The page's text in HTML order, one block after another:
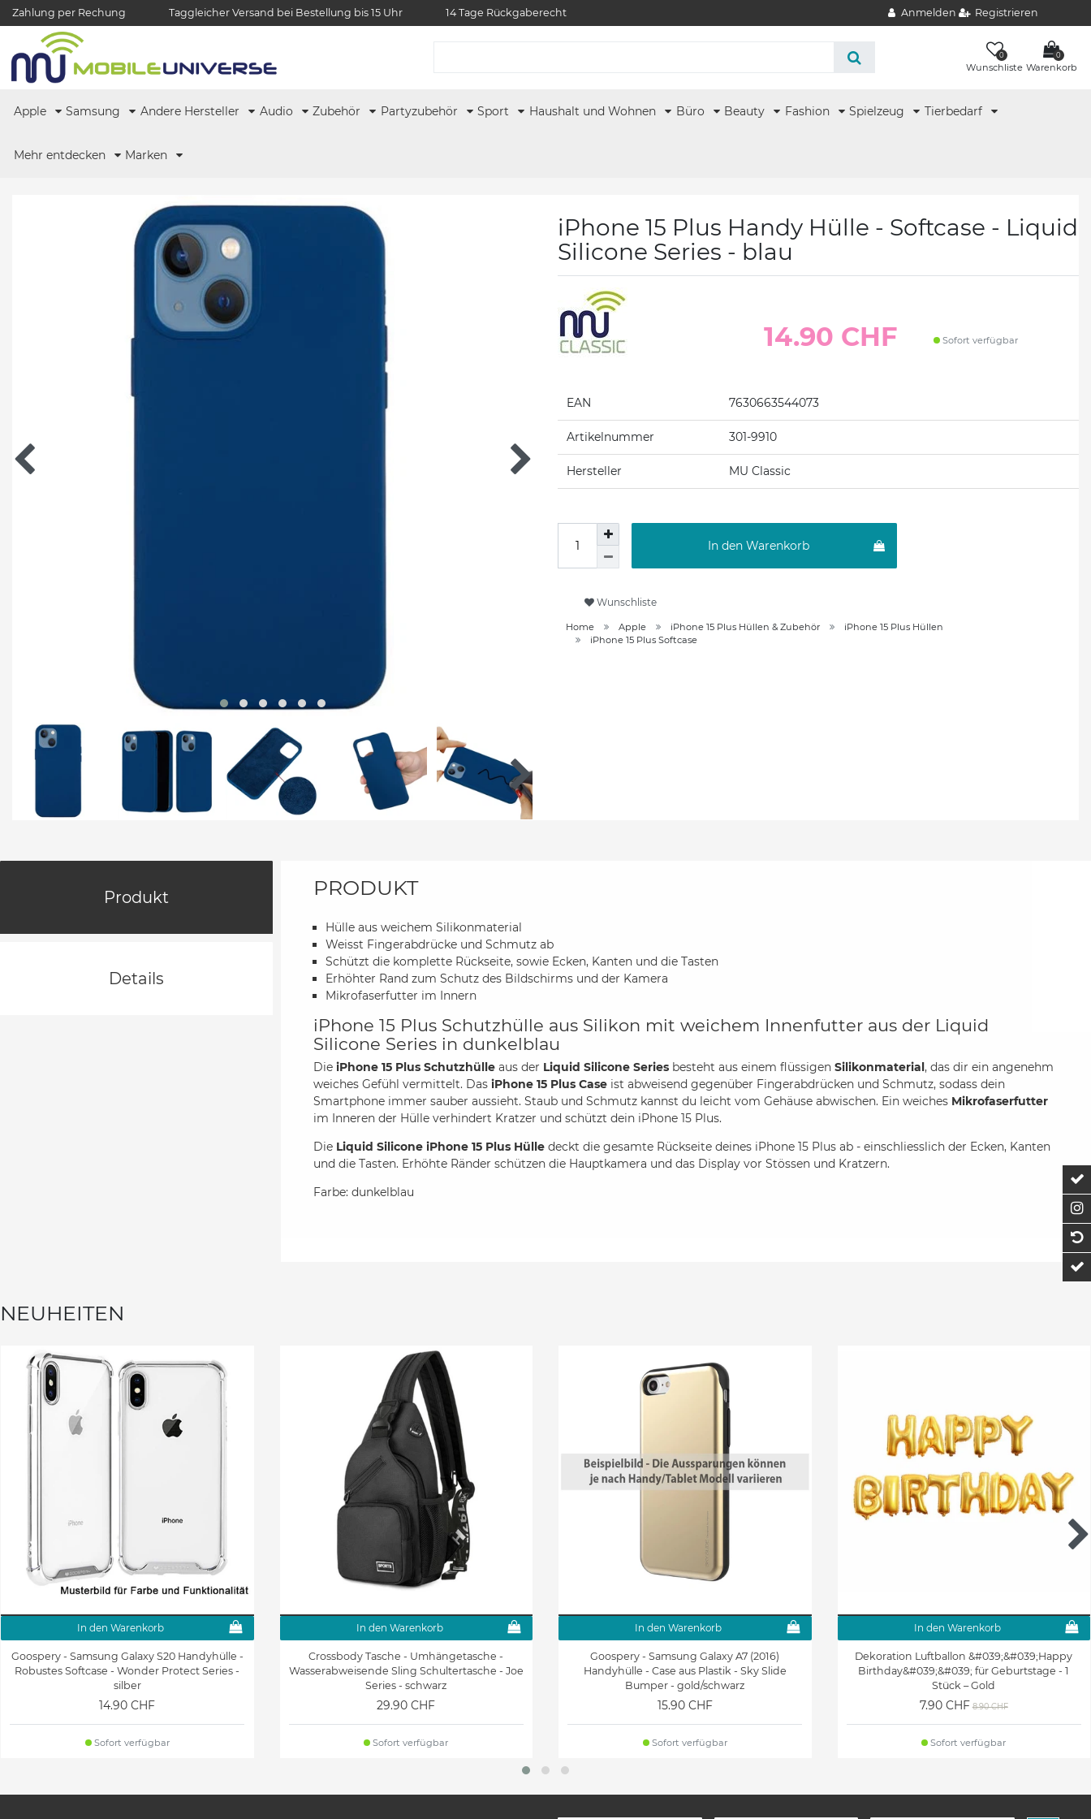
Zahlung per Rechung Taggleicher Versand bei Bestellung bis 15 Uhr 14 Tage Rückgaberecht Anmelden Registrieren
0
Wunschliste
0
Warenkorb
Apple Samsung Andere Hersteller Audio Zubehör Partyzubehör Sport Haushalt und Wohnen Büro Beauty Fashion Spielzeug Tierbedarf
Mehr entdecken Marken
iPhone 15 Plus Handy Hülle - Softcase - Liquid
Silicone Series - blau
14.90 CHF Sofort verfügbar
EAN 7630663544073
Artikelnummer 301-9910
Hersteller MU Classic
In den Warenkorb
Wunschliste
Home Apple iPhone 15 Plus Hüllen & Zubehör
iPhone 15 Plus Hüllen
iPhone 15 Plus Softcase
Produkt
Details
PRODUKT
Hülle aus weichem Silikonmaterial
Weisst Fingerabdrücke und Schmutz ab
Schützt die komplette Rückseite, sowie Ecken, Kanten und die Tasten
Erhöhter Rand zum Schutz des Bildschirms und der Kamera
Mikrofaserfutter im Innern
iPhone 15 Plus Schutzhülle aus Silikon mit weichem Innenfutter aus der Liquid
Silicone Series in dunkelblau
Die iPhone 15 Plus Schutzhülle aus der Liquid Silicone Series besteht aus einem flüssigen Silikonmaterial, das dir ein angenehm
weiches Gefühl vermittelt. Das iPhone 15 Plus Case ist abweisend gegenüber Fingerabdrücken und Schmutz, sodass dein
Smartphone immer sauber aussieht. Staub und Schmutz kannst du leicht vom Gehäuse abwischen. Ein weiches Mikrofaserfutter
im Inneren der Hülle verhindert Kratzer und schützt dein iPhone 15 Plus.
Die Liquid Silicone iPhone 15 Plus Hülle deckt die gesamte Rückseite deines iPhone 15 Plus ab - einschliesslich der Ecken, Kanten
und die Tasten. Erhöhte Ränder schützen die Hauptkamera und das Display vor Stössen und Kratzern.
Farbe: dunkelblau
NEUHEITEN
In den Warenkorb
Goospery - Samsung Galaxy S20 Handyhülle -
Robustes Softcase - Wonder Protect Series -
silber
14.90 CHF
Sofort verfügbar
In den Warenkorb
Crossbody Tasche - Umhängetasche -
Wasserabweisende Sling Schultertasche - Joe
Series - schwarz
29.90 CHF
Sofort verfügbar
In den Warenkorb
Goospery - Samsung Galaxy A7 (2016)
Handyhülle - Case aus Plastik - Sky Slide
Bumper - gold/schwarz
15.90 CHF
Sofort verfügbar
In den Warenkorb
Dekoration Luftballon &#039;&#039;Happy
Birthday&#039;&#039; für Geburtstage - 1
Stück – Gold
7.90 CHF 8.90 CHF
Sofort verfügbar